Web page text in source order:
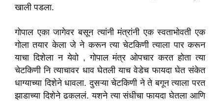
खाली पडला.
गोपाल एका जागेवर बसून त्यांनी मंत्रांनी एक स्वताभोवती एक
गोला तयार केला जे ने करून त्या चेटकिणी त्याला पार करून
याचा दिशेला न येवो , गोपाल मंत्र ओपचार करत होता त्या
चेटकिणी नि त्याचावर धाव घेतली याच वेडेच फायदा घेत संकेत
धाग्याच्या दिशेने धावला. दुसऱ्या चेटकिणी ने ते बगून त्याला परत
झाडाच्या दिशेने ढकललं. यशने त्या संधीचा फायदा घेतला आणि